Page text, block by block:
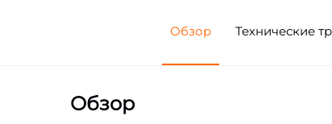
Обзор Технические
Обзор